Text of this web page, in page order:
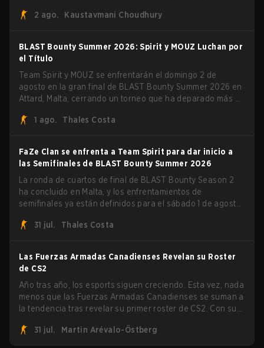
roster y cambios de roles, arrolló a Team Spirit en una
2 ago. Kaustavmani Choudhury
BLAST Bounty Summer 2026: Spirit y MOUZ Luchan por
el Título
Team Spirit y MOUZ se enfrentarán el domingo 2 de
agosto en la gran final de BLAST Bounty Summer 2026 en
Attard, Malta, cerrando un torneo que ha deparado más de
1 ago.
Thales Costa
FaZe Clan se enfrenta a Team Spirit para dar inicio a
las Semifinales de BLAST Bounty Summer 2026
La ronda de cuartos de final de BLAST Bounty Season 2
ha concluido en Malta, y los enfrentamientos de
semifinales ya están definidos para el sábado 1 de agosto.
sobrevivientes que aún luchan por el trofeo, mientras que
31 jul. Thales Costa
Las Fuerzas Armadas Canadienses Revelan su Roster
de CS2
Año tras año, los esports siguen creciendo. Esta vez, nada
menos que las Fuerzas Armadas Canadienses se suman a
la tendencia tras revelar su primer roster de CS2. Con su
unirá ahora a una competencia de CS para personal
militar destinada a expandir el alcance de los esports.
31 jul. Martin Arévalo-Östberg